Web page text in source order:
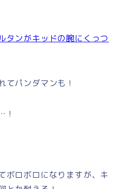
タンがキッドの腕にくっつ
てパンダマンも！
！
ボロボロになりますが、キ